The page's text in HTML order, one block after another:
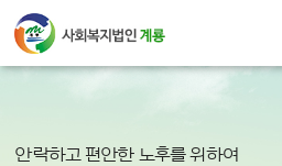
안락하고 편안한 노후를 위하여